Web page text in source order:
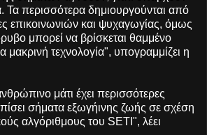
περισσότερα δημιουργούνται από
επικοινωνιών και ψυχαγωγίας, όμως
μπορεί να βρίσκεται θαμμένο
τεχνολογία", υπογραμμίζει η
μάτι έχει περισσότερες
σήματα εξωγήινης ζωής σε σχέση
αλγόριθμους του SETI", λέει